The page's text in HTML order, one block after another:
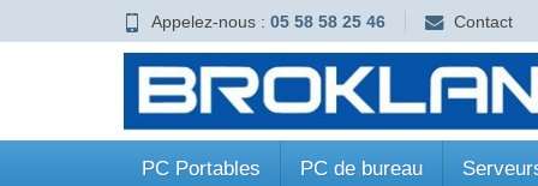
Appelez-nous : 05 58 58 25 46 Contact
PC Portables PC de bureau